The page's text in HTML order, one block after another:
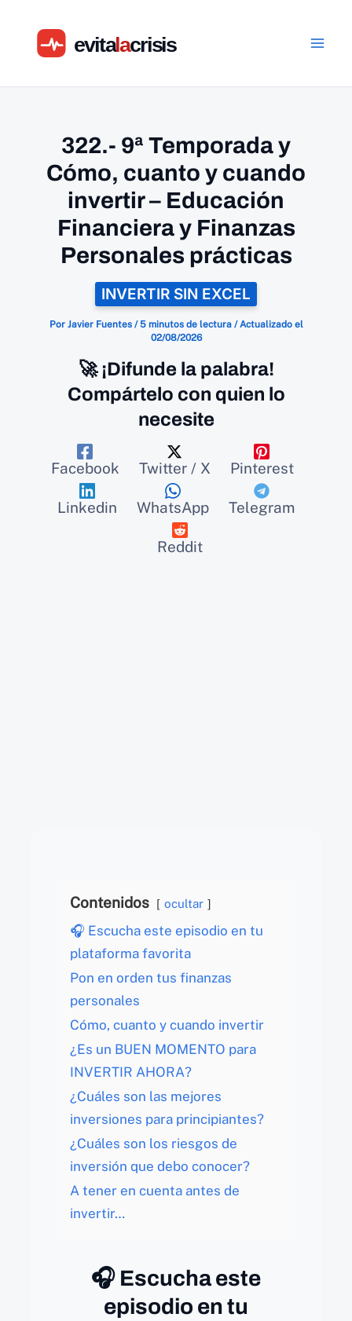
contenido
322.- 9ª Temporada y
Cómo, cuanto y cuando
invertir – Educación
Financiera y Finanzas
Personales prácticas
INVERTIR SIN EXCEL
Por Javier Fuentes /5 minutos de lectura/Actualizado el
02/08/2026
🚀 ¡Difunde la palabra!
Compártelo con quien lo
necesite
Facebook Twitter / X Pinterest
Linkedin WhatsApp Telegram
Reddit
Contenidos ocultar
🎧 Escucha este episodio en tu
plataforma favorita
Pon en orden tus finanzas
personales
Cómo, cuanto y cuando invertir
¿Es un BUEN MOMENTO para
INVERTIR AHORA?
¿Cuáles son las mejores
inversiones para principiantes?
¿Cuáles son los riesgos de
inversión que debo conocer?
A tener en cuenta antes de
invertir…
🎧 Escucha este
episodio en tu